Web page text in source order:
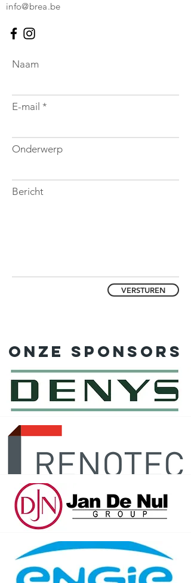
info@brea.be
Naam
E-mail
Onderwerp
Bericht
VERSTUREN
Onze sponsors